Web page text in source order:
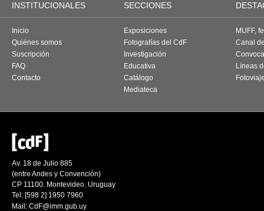
INSTITUCIONALES SECCIONES
Inicio
Quiénes somos
Suscripción
FAQ
Contacto
Exposiciones
Fotografías del CdF
Investigación
Educativa
Catálogo
Mediateca
MUFF,
Canal
Líneas
Av. 18 de Julio 885
(entre Andes y Convención)
CP 11100. Montevideo. Uruguay
Tel: [598 2] 1950 7960
Mail: CdF@imm.gub.uy